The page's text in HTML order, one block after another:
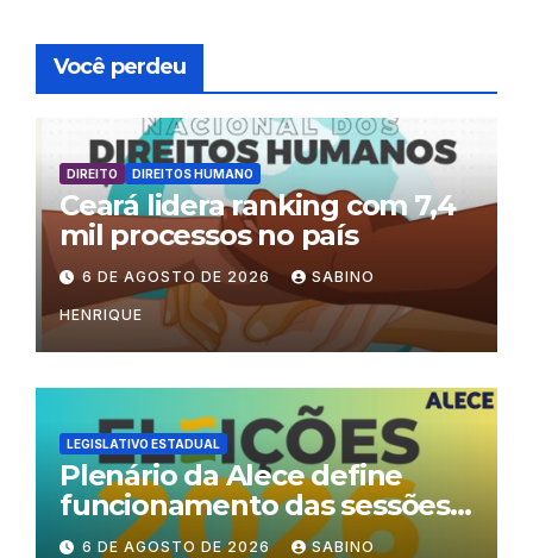
Você perdeu
DIREITO DIREITOS HUMANO
Ceará lidera ranking com 7,4
mil processos no país
6 DE AGOSTO DE 2026 SABINO
HENRIQUE
LEGISLATIVO ESTADUAL
Plenário da Alece define
funcionamento das sessões
durante o período eleitoral
6 DE AGOSTO DE 2026 SABINO